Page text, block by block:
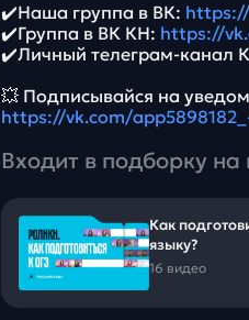
✔️Наша группа в ВК:
✔️Группа в ВК КН: https://
✔️Личный телеграм-канал
💥 Подписывайся на
https://vk.com/
Входит в подборку на
Как
языку?
16 видео